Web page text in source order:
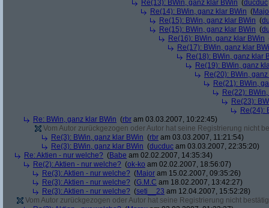
Re(13): BWin, ganz klar BWin (ducduc
Re(14): BWin, ganz klar BWin (
Re(15): BWin, ganz klar BWin (
Re(15): BWin, ganz klar BWin (
Re(16): BWin, ganz klar BWin
Re(17): BWin, ganz klar
Re(18): BWin, ganz klar
Re(19): BWin, ganz
Re(20): BWin,
Re(21): BWin,
Re(22):
Re(23):
Re(24):
Re: BWin, ganz klar BWin (rbr am 03.03.2007, 10:22:45)
Vom Autor zurückgezogen oder Autor hat seine Registrierung nicht
Re(3): BWin, ganz klar BWin (rbr am 03.03.2007, 11:21:54)
Re(3): BWin, ganz klar BWin (ducduc am 03.03.2007, 22:35:20)
Re: Aktien - nur welche? (Babe am 02.02.2007, 14:35:34)
Re(2): Aktien - nur welche? (ok-ko am 02.02.2007, 18:56:07)
Re(3): Aktien - nur welche? (Major am 15.02.2007, 09:35:26)
Re(3): Aktien - nur welche? (G.M.C am 18.02.2007, 13:42:27)
Re(3): Aktien - nur welche? (seti__23 am 12.04.2007, 15:52:28)
Vom Autor zurückgezogen oder Autor hat seine Registrierung nicht